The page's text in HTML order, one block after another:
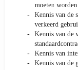
moeten worden
Kennis van de
verkeerd
Kennis van de
Kennis van
Kennis van de